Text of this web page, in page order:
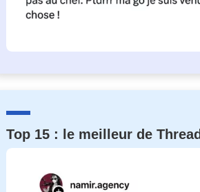
Top 15 : le meilleur de